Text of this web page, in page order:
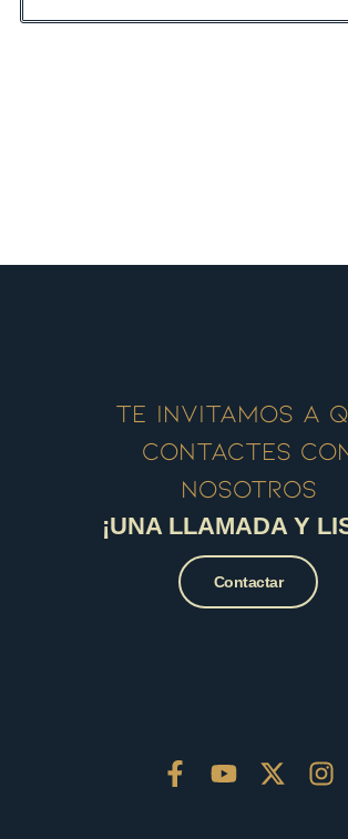
Te invitamos a
contactes
nosotros
¡UNA LLAMADA Y
Contactar